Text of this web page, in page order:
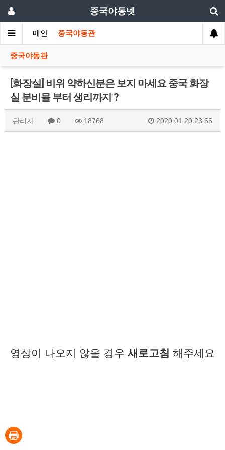
중국야동넷
메인 중국야동관
중국야동관
[화장실] 비위 약하신분은 보지 마세요 중국 화장
실 분비물 부터 생리까지 ?
관리자 0 18768 2020.01.20 23:55
영상이 나오지 않을 경우 새로고침 해주세요